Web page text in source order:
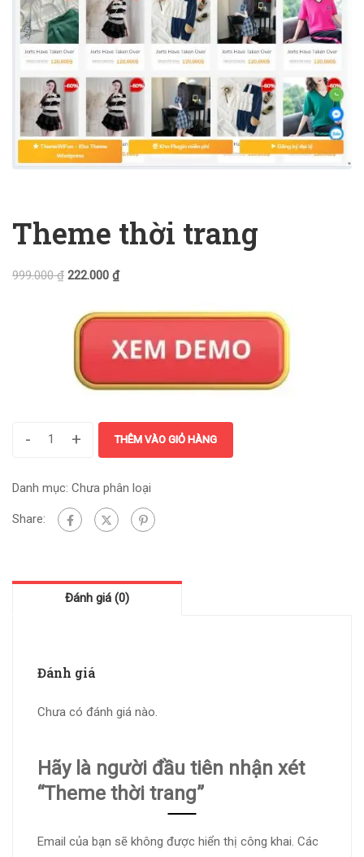
Theme thời trang
999.000₫ 222.000 ₫
- + THÊM VÀO GIỎ HÀNG
Danh mục: Chưa phân loại
Share:
Đánh giá (0)
Đánh giá
Chưa có đánh giá nào.
Hãy là người đầu tiên nhận xét
“Theme thời trang”
Email của bạn sẽ không được hiển thị công khai. Các